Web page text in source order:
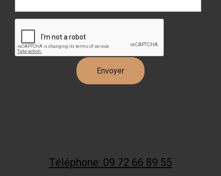
Téléphone: 09 72 66 89 55